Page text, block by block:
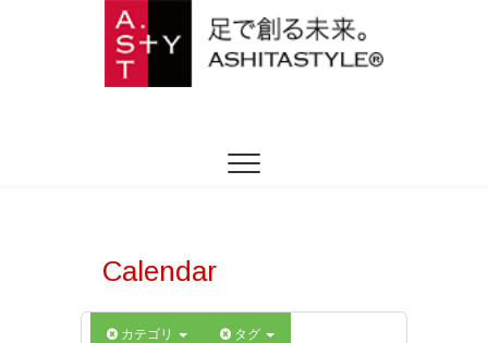
Calendar
カテゴリ タグ
2:00 AM
5:00 AM
6:00 AM